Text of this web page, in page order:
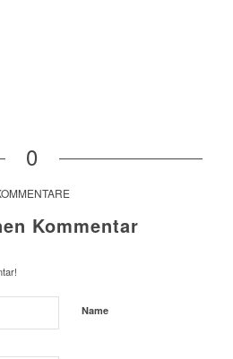
0
Kommentar
Name